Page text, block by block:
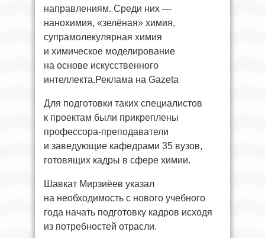
направлениям. Среди них —
нанохимия, «зелёная» химия,
супрамолекулярная химия
и химическое моделирование
на основе искусственного
интеллекта.Реклама на Gazeta
Для подготовки таких специалистов
к проектам были прикреплены
профессора-преподаватели
и заведующие кафедрами 35 вузов,
готовящих кадры в сфере химии.
Шавкат Мирзиёев указал
на необходимость с нового учебного
года начать подготовку кадров исходя
из потребностей отрасли.